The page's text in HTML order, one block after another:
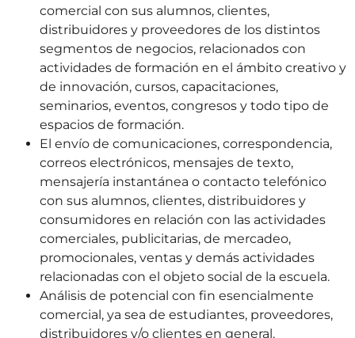
comercial con sus alumnos, clientes,
distribuidores y proveedores de los distintos
segmentos de negocios, relacionados con
actividades de formación en el ámbito creativo y
de innovación, cursos, capacitaciones,
seminarios, eventos, congresos y todo tipo de
espacios de formación.
El envío de comunicaciones, correspondencia,
correos electrónicos, mensajes de texto,
mensajería instantánea o contacto telefónico
con sus alumnos, clientes, distribuidores y
consumidores en relación con las actividades
comerciales, publicitarias, de mercadeo,
promocionales, ventas y demás actividades
relacionadas con el objeto social de la escuela.
Análisis de potencial con fin esencialmente
comercial, ya sea de estudiantes, proveedores,
distribuidores y/o clientes en general.